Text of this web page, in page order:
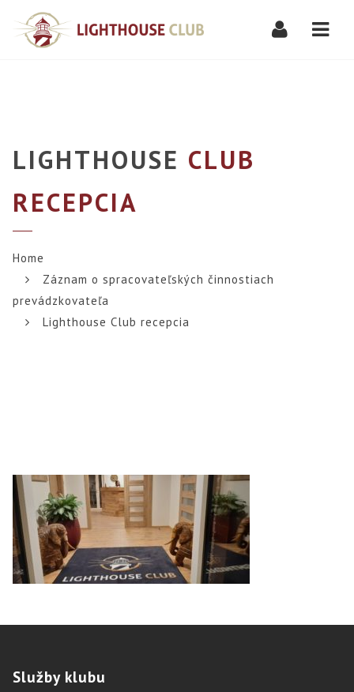
LIGHTHOUSE CLUB
RECEPCIA
Home
Záznam o spracovateľských činnostiach
prevádzkovateľa
Lighthouse Club recepcia
Službyklubu